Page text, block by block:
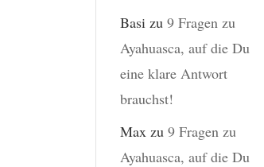
Basi zu9 Fragen zu
Ayahuasca, auf die Du
eine klare Antwort
brauchst!
Max zu9 Fragen zu
Ayahuasca, auf die Du